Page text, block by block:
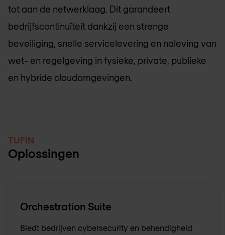
tot aan de netwerklaag. Dit garandeert
bedrijfscontinuïteit dankzij een strenge
beveiliging, snelle servicelevering en naleving van
wet- en regelgeving in fysieke, private, publieke
en hybride cloudomgevingen.
TUFIN
Oplossingen
Orchestration Suite
Biedt bedrijven cybersecurity en behendigheid